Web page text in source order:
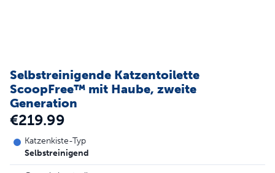
Selbstreinigende Katzentoilette
ScoopFree™ mit Haube, zweite
Generation
€219.99
Katzenkiste-Typ
Selbstreinigend